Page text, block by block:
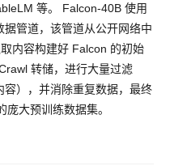
等。 Falcon-40B 使用
管道，该管道从公开网络中
内容构建好 Falcon 的初始
转储，进行大量过滤
容），并消除重复数据，最终
大预训练数据集。